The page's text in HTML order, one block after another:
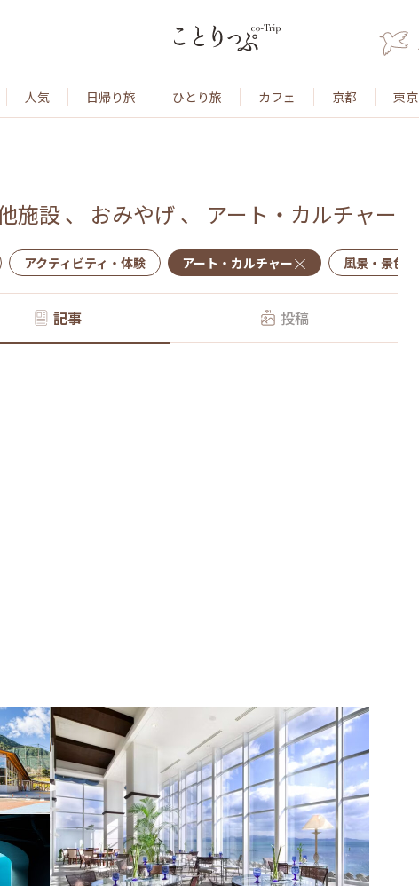
人気 日帰り旅 ひとり旅 カフェ 京都 東京
施設、 おみやげ 、 アート・カルチャー
アクティビティ・体験 アート・カルチャー 風景・景色
記事 投稿